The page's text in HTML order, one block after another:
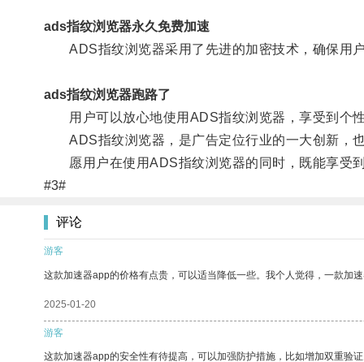
ads指纹浏览器永久免费加速
ADS指纹浏览器采用了先进的加密技术，确保用户
ads指纹浏览器跑路了
用户可以放心地使用ADS指纹浏览器，享受到个性
ADS指纹浏览器，是广告定位行业的一大创新，也
愿用户在使用ADS指纹浏览器的同时，既能享受到
#3#
评论
游客
这款加速器app的价格有点贵，可以适当降低一些。我个人觉得，一款加
2025-01-20
游客
这款加速器app的安全性有待提高，可以加强防护措施，比如增加双重验证